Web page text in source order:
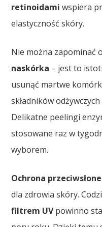
retinoidami wspiera
elastyczność skóry.
Nie można zapominać
naskórka – jest to
usunąć martwe
składników
Delikatne peelingi
stosowane raz w
wyborem.
Ochrona
dla zdrowia skóry.
filtrem UVpowinno